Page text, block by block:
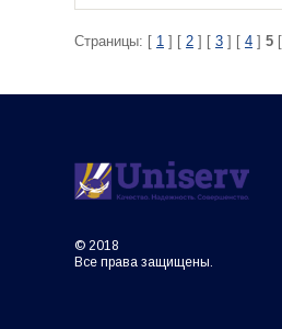
Страницы: [ 1 ] [ 2 ] [ 3 ] [ 4 ] 5 [
© 2018
Все права защищены.